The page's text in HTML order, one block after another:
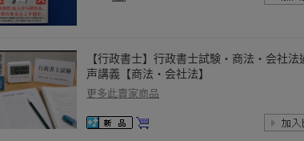
【行政書士】行政書士試験・商法・会社
声講義【商法・会社法】
更多此賣家商品